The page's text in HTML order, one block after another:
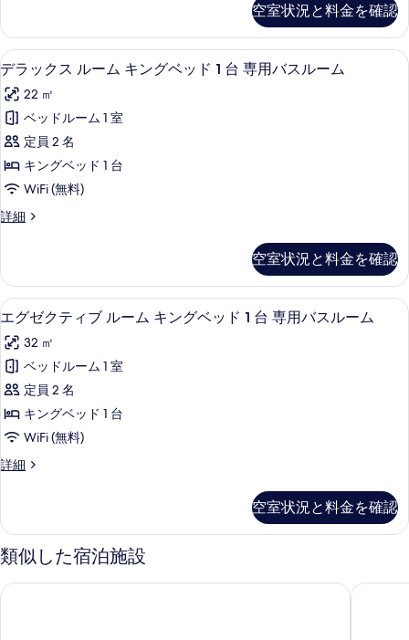
写
真
を
表
示
す
る
す
べ
て
の
写
真
を
表
示
Bed,
Private
Bathroom
詳
細
空室状況と料金を確認
デ
ラ
ッ
ク
ス
ル
ー
ム
ン
グ
ベ
ッ
ド
1
台
専
用
ル
ー
ム
低刺激性寝具、羽毛の掛け布団、セ
5
デラックス ルーム キングベッド 1 台 専用バスルーム
22 ㎡
ベッドルーム 1 室
定員 2 名
キングベッド 1 台
WiFi (無料)
詳細
デ
ス
ル
ー
キ
ン
ベ
ッ
ド
台
ス
ル
ー
の
空室状況と料金を確認
エ
グ
ゼ
ク
テ
ィ
ブ
ル
ム
キ
ン
グ
低刺激性寝具、羽毛の掛け布団、セ
9
エグゼクティブ ルーム キングベッド 1 台 専用バスルーム
32 ㎡
ベッドルーム 1 室
定員 2 名
キングベッド 1 台
WiFi (無料)
詳細
エ
テ
ィ
ブ
ー
空室状況と料金を確認
類似した宿泊施設
ザ ウェスティン ボナヴェントゥル ホテル アンド スイーツ ロ
ダブル